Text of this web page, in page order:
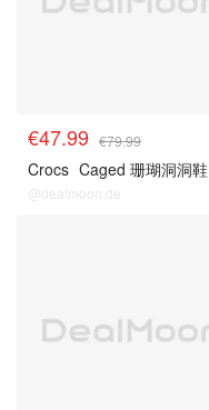
€47.99 €79.99
Crocs Caged 珊瑚洞洞鞋
@dealmoon.de